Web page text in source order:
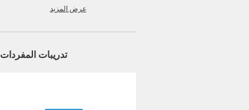
عرض المزيد
تدريبات المفردات